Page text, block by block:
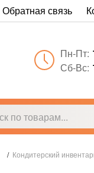
Обратная связь
Пн-Пт:
Сб-Вс:
/ Кондитерский